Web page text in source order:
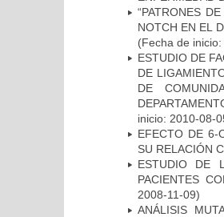
“PATRONES
NOTCH EN EL
(Fecha de
ESTUDIO DE
DE
DE
inicio: 2010-08-
EFECTO DE 6-
SU RELACIÓN
ESTUDIO DE
PACIENTES
2008-11-09)
ANÁLISIS